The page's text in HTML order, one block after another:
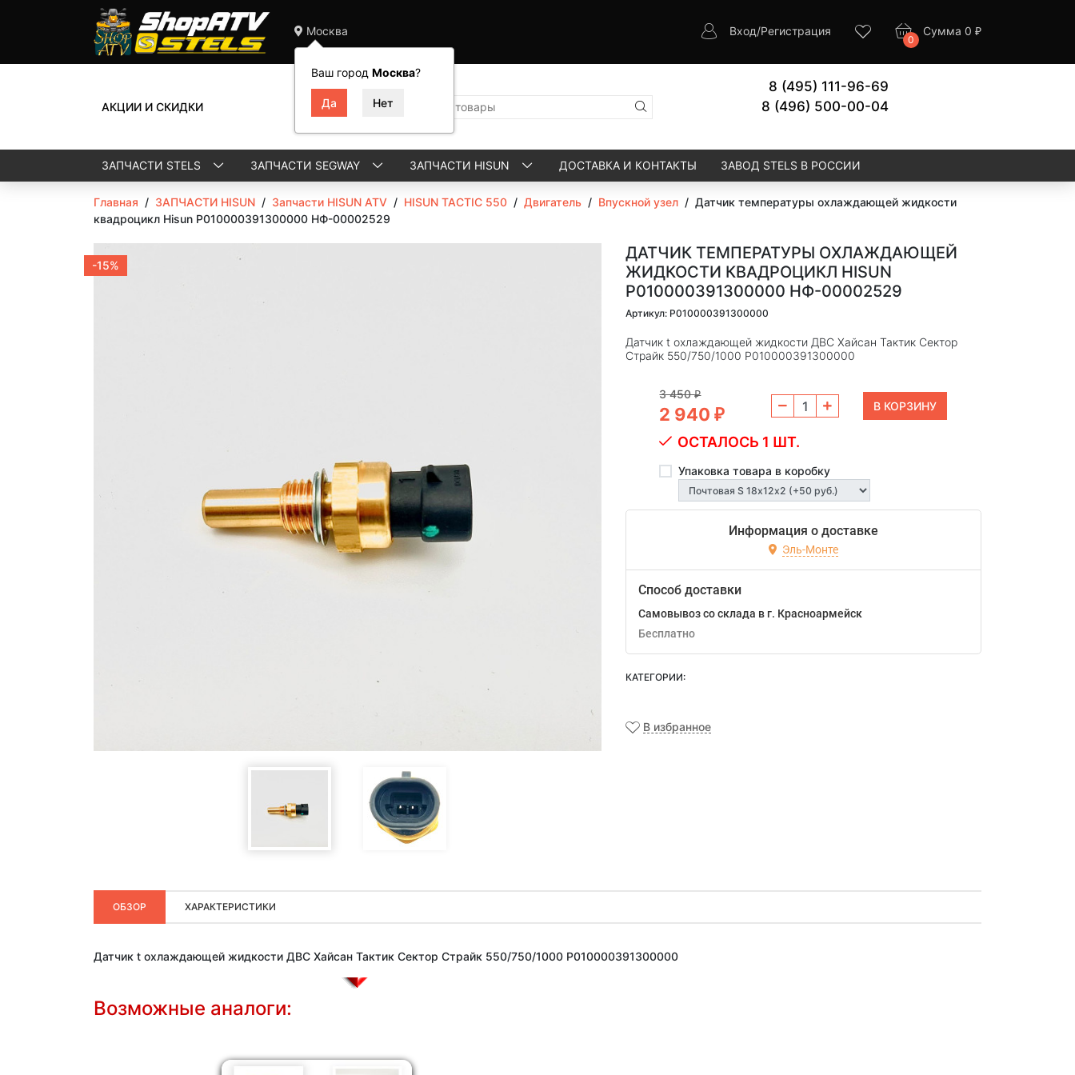
Москва
Ваш город Москва?
Вход/Регистрация
0
Сумма 0 ₽
АКЦИИ И СКИДКИ
8 (495) 111-96-69
8 (496) 500-00-04
ЗАПЧАСТИ STELS ЗАПЧАСТИ SEGWAY ЗАПЧАСТИ HISUN ДОСТАВКА И КОНТАКТЫ ЗАВОД STELS В РОССИИ
Главная / ЗАПЧАСТИ HISUN / Запчасти HISUN ATV / HISUN TACTIC 550 / Двигатель / Впускной узел / Датчик температуры охлаждающей жидкости
квадроцикл Hisun P010000391300000 НФ-00002529
-15%
ДАТЧИК ТЕМПЕРАТУРЫ ОХЛАЖДАЮЩЕЙ
ЖИДКОСТИ КВАДРОЦИКЛ HISUN
P010000391300000 НФ-00002529
Артикул: P010000391300000
Датчик t охлаждающей жидкости ДВС Хайсан Тактик Сектор
Страйк 550/750/1000 P010000391300000
3 450₽
2 940₽
ОСТАЛОСЬ 1 ШТ.
Упаковка товара в коробку
Информация о доставке
Эль-Монте
Способ доставки
Самовывоз со склада в г. Красноармейск
Бесплатно
КАТЕГОРИИ:
В избранное
ОБЗОР ХАРАКТЕРИСТИКИ
Датчик t охлаждающей жидкости ДВС Хайсан Тактик Сектор Страйк 550/750/1000 P010000391300000
Возможные аналоги: